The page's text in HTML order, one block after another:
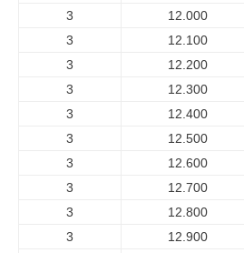
3
12.000
3
12.100
3
12.200
3
12.300
3
12.400
3
12.500
3
12.600
3
12.700
3
12.800
3
12.900